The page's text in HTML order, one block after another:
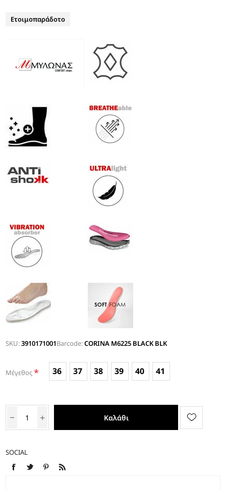
Ετοιμοπαράδοτο
SKU:3910171001Barcode:CORINA M6225 BLACK BLK
Μέγεθος* 36 37 38 39 40 41
Καλάθι
SOCIAL